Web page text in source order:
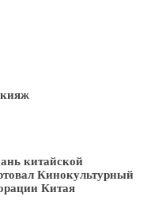
китайской
Кинокультурный
Китая